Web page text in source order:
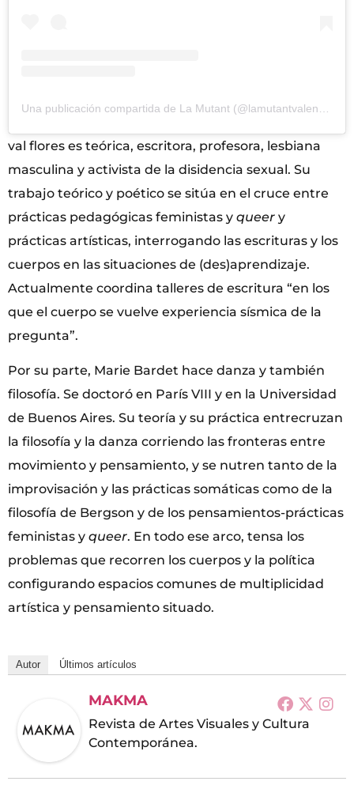
val flores es teórica, escritora, profesora, lesbiana
masculina y activista de la disidencia sexual. Su
trabajo teórico y poético se sitúa en el cruce entre
prácticas pedagógicas feministas y queer y
prácticas artísticas, interrogando las escrituras y los
cuerpos en las situaciones de (des)aprendizaje.
Actualmente coordina talleres de escritura “en los
que el cuerpo se vuelve experiencia sísmica de la
pregunta”.
Por su parte, Marie Bardet hace danza y también
filosofía. Se doctoró en París VIII y en la Universidad
de Buenos Aires. Su teoría y su práctica entrecruzan
la filosofía y la danza corriendo las fronteras entre
movimiento y pensamiento, y se nutren tanto de la
improvisación y las prácticas somáticas como de la
filosofía de Bergson y de los pensamientos-prácticas
feministas y queer. En todo ese arco, tensa los
problemas que recorren los cuerpos y la política
configurando espacios comunes de multiplicidad
artística y pensamiento situado.
Autor Últimos artículos
MAKMA
Revista de Artes Visuales y Cultura
Contemporánea.